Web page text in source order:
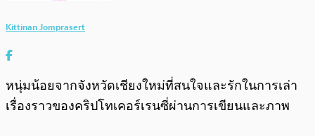
Kittinan Jomprasert
หนุ่มน้อยจากจังหวัดเชียงใหม่ที่สนใจและรักในการเล่า
เรื่องราวของคริปโทเคอร์เรนซี่ผ่านการเขียนและภาพ